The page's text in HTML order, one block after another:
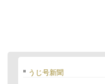
うじ号新聞